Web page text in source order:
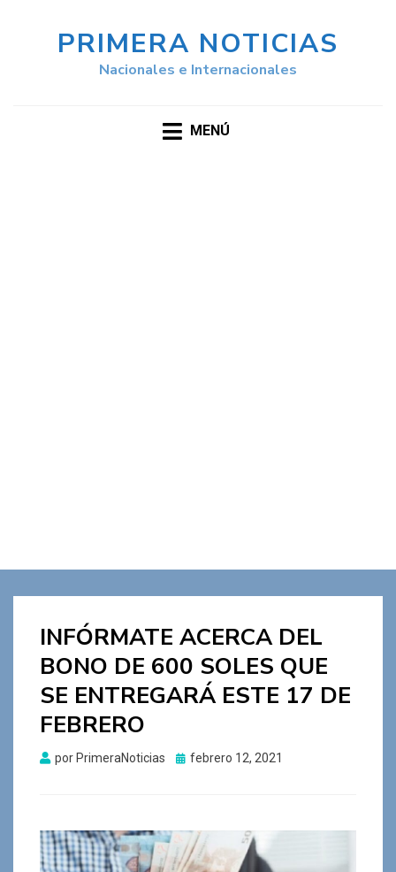
PRIMERA NOTICIAS
Nacionales e Internacionales
MENÚ
INFÓRMATE ACERCA DEL
BONO DE 600 SOLES QUE
SE ENTREGARÁ ESTE 17 DE
FEBRERO
por PrimeraNoticias
Publicado
febrero 12, 2021